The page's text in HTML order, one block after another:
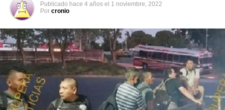
Publicado hace 4 años el 1 noviembre, 2022
Por cronio